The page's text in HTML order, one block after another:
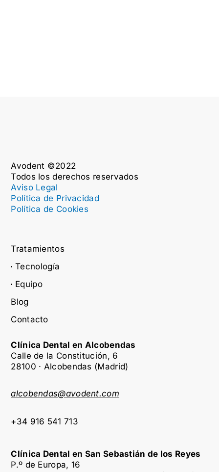
Avodent ©2022
Todos los derechos reservados
Aviso Legal
Política de Privacidad
Política de Cookies
Tratamientos
Tecnología
Equipo
Blog
Contacto
Clínica Dental en Alcobendas
Calle de la Constitución, 6
28100 · Alcobendas (Madrid)
alcobendas@avodent.com
+34 916 541 713
Clínica Dental en San Sebastián de los Reyes
P.º de Europa, 16